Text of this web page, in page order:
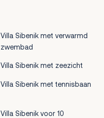
Villa Sibenik met verwarmd
zwembad
Villa Sibenik met zeezicht
Villa Sibenik met tennisbaan
Villa Sibenik voor 10